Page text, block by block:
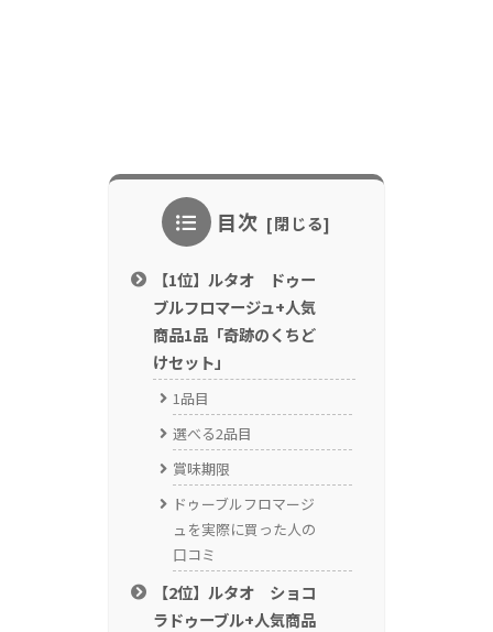
目次
【1位】ルタオ ドゥー
ブルフロマージュ+人気
商品1品「奇跡のくちど
けセット」
1品目
選べる2品目
賞味期限
ドゥーブルフロマージ
ュを実際に買った人の
口コミ
【2位】ルタオ ショコ
ラドゥーブル+人気商品